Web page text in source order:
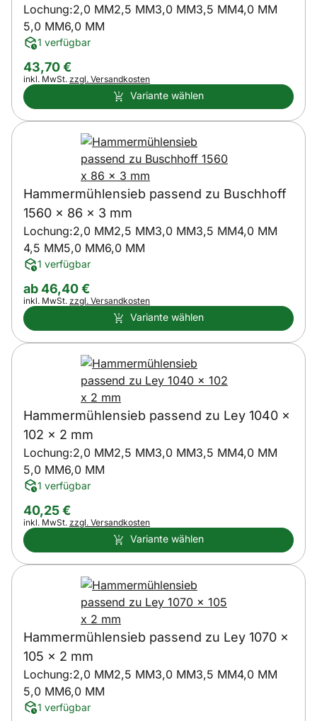
Lochung:2,0 MM2,5 MM3,0 MM3,5 MM4,0 MM
5,0 MM6,0 MM
1 verfügbar
43,70€
Steuerhinweis:
inkl. MwSt. zzgl. Versandkosten
Variante wählen
Hammermühlensieb passend zu Buschhoff
1560 x 86 x 3 mm
Lochung:2,0 MM2,5 MM3,0 MM3,5 MM4,0 MM
4,5 MM5,0 MM6,0 MM
1 verfügbar
ab:
ab46,40€
Steuerhinweis:
inkl. MwSt. zzgl. Versandkosten
Variante wählen
Hammermühlensieb passend zu Ley 1040 x
102 x 2 mm
Lochung:2,0 MM2,5 MM3,0 MM3,5 MM4,0 MM
5,0 MM6,0 MM
1 verfügbar
40,25€
Steuerhinweis:
inkl. MwSt. zzgl. Versandkosten
Variante wählen
Hammermühlensieb passend zu Ley 1070 x
105 x 2 mm
Lochung:2,0 MM2,5 MM3,0 MM3,5 MM4,0 MM
5,0 MM6,0 MM
1 verfügbar